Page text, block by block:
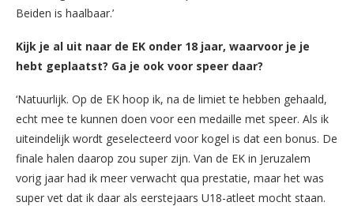
Beiden is haalbaar.’
Kijk je al uit naar de EK onder 18 jaar, waarvoor je je
hebt geplaatst? Ga je ook voor speer daar?
‘Natuurlijk. Op de EK hoop ik, na de limiet te hebben gehaald,
echt mee te kunnen doen voor een medaille met speer. Als ik
uiteindelijk wordt geselecteerd voor kogel is dat een bonus. De
finale halen daarop zou super zijn. Van de EK in Jeruzalem
vorig jaar had ik meer verwacht qua prestatie, maar het was
super vet dat ik daar als eerstejaars U18-atleet mocht staan.